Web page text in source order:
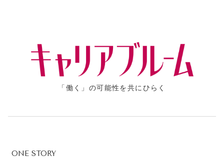
「働く」の可能性を共にひらく
ONE STORY